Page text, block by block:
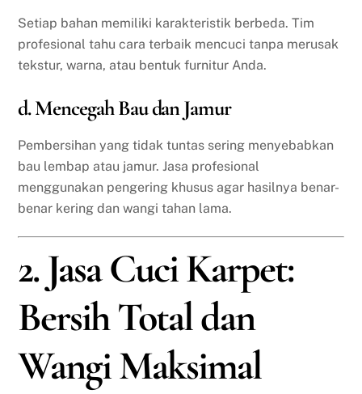
Setiap bahan memiliki karakteristik berbeda. Tim
profesional tahu cara terbaik mencuci tanpa merusak
tekstur, warna, atau bentuk furnitur Anda.
d. Mencegah Bau dan Jamur
Pembersihan yang tidak tuntas sering menyebabkan
bau lembap atau jamur. Jasa profesional
menggunakan pengering khusus agar hasilnya benar-
benar kering dan wangi tahan lama.
2. Jasa Cuci Karpet:
Bersih Total dan
Wangi Maksimal